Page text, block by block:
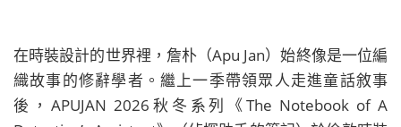
在時裝設計的世界裡，詹朴（Apu Jan）始終像是一位編
織故事的修辭學者。繼上一季帶領眾人走進童話敘事
後，APUJAN 2026秋冬系列《The Notebook of A